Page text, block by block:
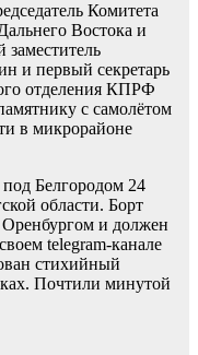
Комитета
Востока и
и первый секретарь
отделения КПРФ
с самолётом
в микрорайоне
Белгородом 24
области. Борт
Оренбургом и должен
telegram-канале
стихийный
Почтили минутой